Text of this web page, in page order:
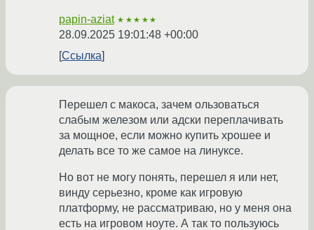
papin-aziat ★★★★★
28.09.2025 19:01:48 +00:00
Ссылка
Перешел с макоса, зачем ользоваться
слабым железом или адски переплачивать
за мощное, если можно купить хрошее и
делать все то же самое на линуксе.
Но вот не могу понять, перешел я или нет,
винду серьезно, кроме как игровую
платформу, не рассматриваю, но у меня она
есть на игровом ноуте. А так то пользуюсь